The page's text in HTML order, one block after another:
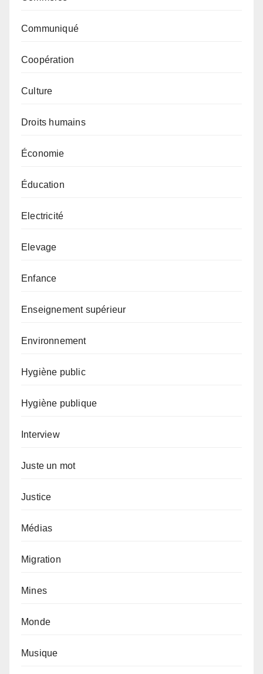
Communiqué
Coopération
Culture
Droits humains
Économie
Éducation
Electricité
Elevage
Enfance
Enseignement supérieur
Environnement
Hygiène public
Hygiène publique
Interview
Juste un mot
Justice
Médias
Migration
Mines
Monde
Musique